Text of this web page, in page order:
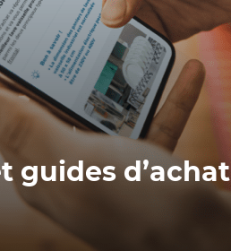
guides d’achat
propose toute une série de guides
les conseils pour bien choisir et